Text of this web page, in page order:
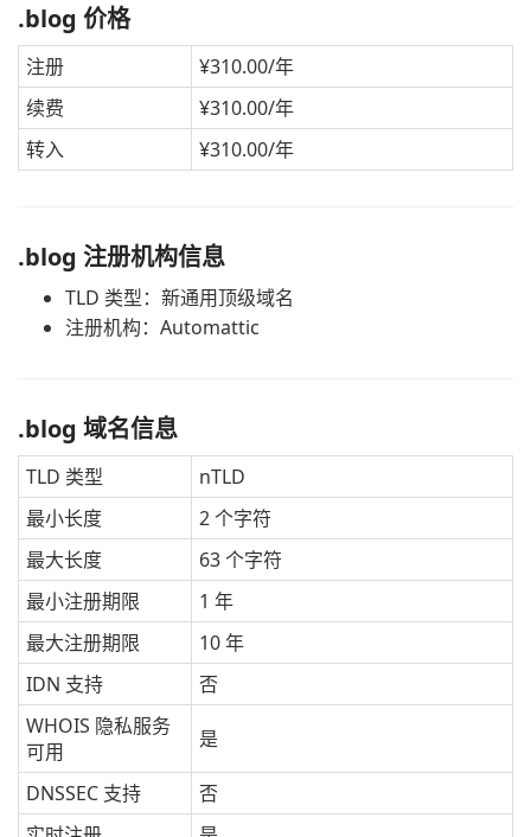
.blog 价格
注册
¥310.00/年
续费
¥310.00/年
转入
¥310.00/年
.blog 注册机构信息
TLD 类型：新通用顶级域名
注册机构：Automattic
.blog 域名信息
TLD 类型
nTLD
最小长度
2 个字符
最大长度
63 个字符
最小注册期限
1 年
最大注册期限
10 年
IDN 支持
否
WHOIS 隐私服务
可用
是
DNSSEC 支持
否